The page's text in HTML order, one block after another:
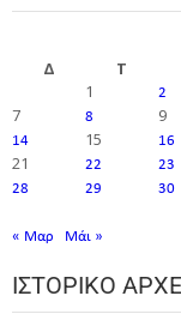
Δ
Τ
1
2
7
8 9
14 15 16
21
22 23
28 29 30
« Μαρ Μάι »
ΙΣΤΟΡΙΚΌ